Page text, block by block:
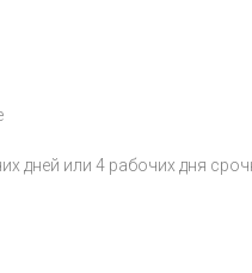
дней или 4 рабочих дня